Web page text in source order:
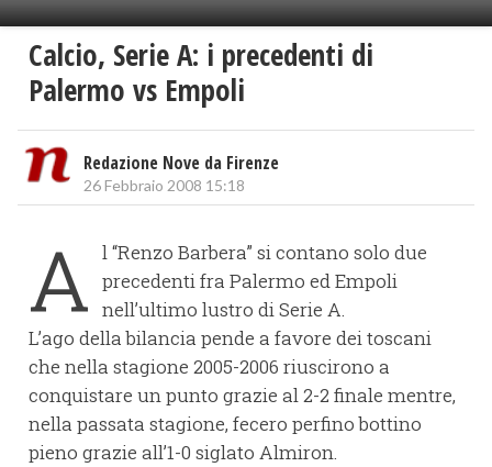
Calcio, Serie A: i precedenti di
Palermo vs Empoli
Redazione Nove da Firenze
26 Febbraio 2008 15:18
A l “Renzo Barbera” si contano solo due
precedenti fra Palermo ed Empoli
nell’ultimo lustro di Serie A.
L’ago della bilancia pende a favore dei toscani
che nella stagione 2005-2006 riuscirono a
conquistare un punto grazie al 2-2 finale mentre,
nella passata stagione, fecero perfino bottino
pieno grazie all’1-0 siglato Almiron.